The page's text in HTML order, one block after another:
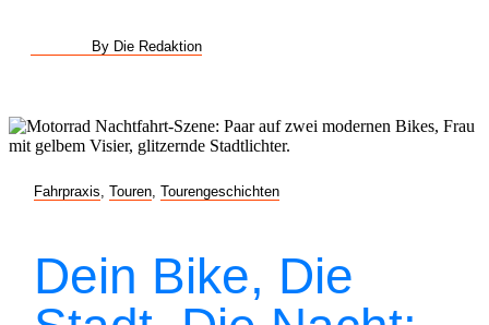
By Die Redaktion
Fahrpraxis Touren Tourengeschichten
Dein Bike, Die